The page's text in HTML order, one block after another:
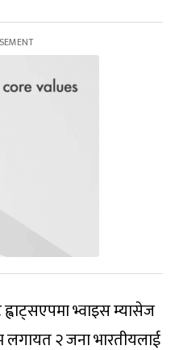
भ्वाइस म्यासेज
२ जना भारतीयलाई